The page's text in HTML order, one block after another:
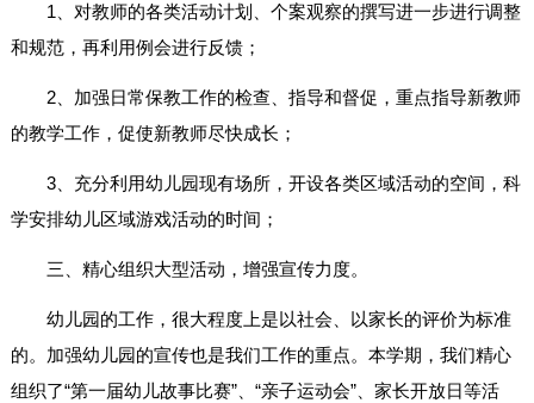
1、对教师的各类活动计划、个案观察的撰写进一步进行调整
和规范，再利用例会进行反馈；
2、加强日常保教工作的检查、指导和督促，重点指导新教师
的教学工作，促使新教师尽快成长；
3、充分利用幼儿园现有场所，开设各类区域活动的空间，科
学安排幼儿区域游戏活动的时间；
三、精心组织大型活动，增强宣传力度。
幼儿园的工作，很大程度上是以社会、以家长的评价为标准
的。加强幼儿园的宣传也是我们工作的重点。本学期，我们精心
组织了“第一届幼儿故事比赛”、“亲子运动会”、家长开放日等活